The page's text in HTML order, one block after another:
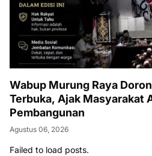
Wabup Murung Raya
Terbuka, Ajak Masyarakat
Pembangunan
Agustus 06, 2026
Failed to load posts.